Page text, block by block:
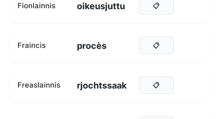
Fionlainnis oikeusjuttu 📋
Fraincis procès 📋
Freaslainnis rjochtssaak 📋